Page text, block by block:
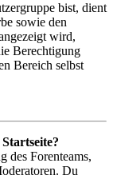
bist, dient
sowie den
wird,
Berechtigung
Bereich selbst
des Forenteams,
Du